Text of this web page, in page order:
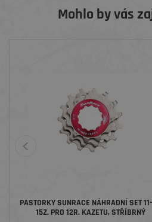
Mohlo by vás
PASTORKY SUNRACE NÁHRADNÍ SET
15Z. PRO 12R. KAZETU, STŘÍBRNÝ